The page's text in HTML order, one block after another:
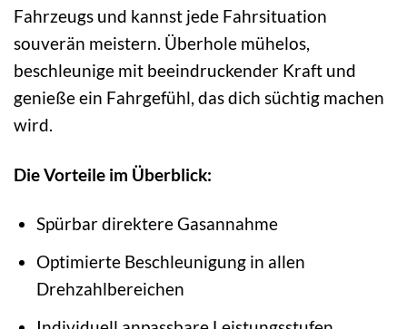
Fahrzeugs und kannst jede Fahrsituation
souverän meistern. Überhole mühelos,
beschleunige mit beeindruckender Kraft und
genieße ein Fahrgefühl, das dich süchtig machen
wird.
Die Vorteile im Überblick:
Spürbar direktere Gasannahme
Optimierte Beschleunigung in allen
Drehzahlbereichen